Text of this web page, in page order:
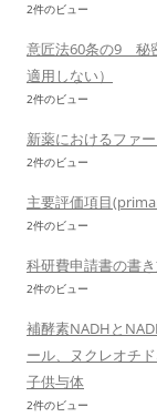
2件のビュー
意匠法60条の9 秘
適用しない）
2件のビュー
新薬におけるファ
2件のビュー
主要評価項目
2件のビュー
科研費申請書の書
2件のビュー
補酵素NADHと
ール、ヌクレオチ
子供与体
2件のビュー